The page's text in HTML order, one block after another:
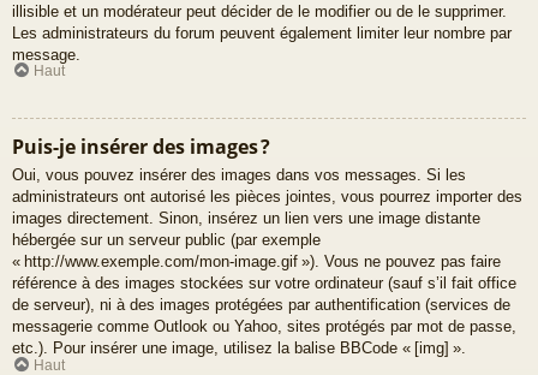
illisible et un modérateur peut décider de le modifier ou de le supprimer.
Les administrateurs du forum peuvent également limiter leur nombre par
message.
Haut
Puis-je insérer des images ?
Oui, vous pouvez insérer des images dans vos messages. Si les
administrateurs ont autorisé les pièces jointes, vous pourrez importer des
images directement. Sinon, insérez un lien vers une image distante
hébergée sur un serveur public (par exemple
« http://www.exemple.com/mon-image.gif »). Vous ne pouvez pas faire
référence à des images stockées sur votre ordinateur (sauf s’il fait office
de serveur), ni à des images protégées par authentification (services de
messagerie comme Outlook ou Yahoo, sites protégés par mot de passe,
etc.). Pour insérer une image, utilisez la balise BBCode « [img] ».
Haut